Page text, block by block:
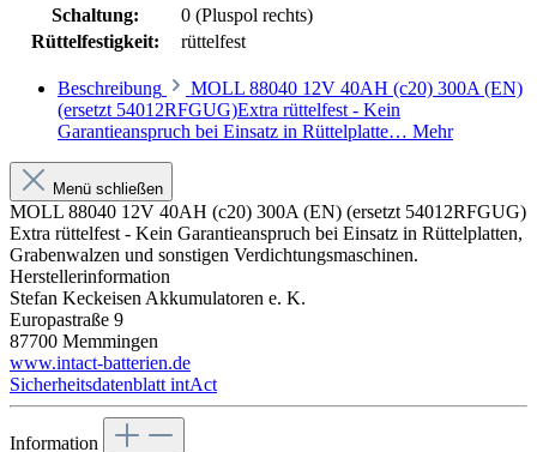
Schaltung:
0 (Pluspol rechts)
Rüttelfestigkeit:
rüttelfest
Beschreibung
MOLL 88040 12V 40AH (c20) 300A (EN)
(ersetzt 54012RFGUG)Extra rüttelfest - Kein
Garantieanspruch bei Einsatz in Rüttelplatte… Mehr
Menü schließen
MOLL 88040 12V 40AH (c20) 300A (EN) (ersetzt 54012RFGUG)
Extra rüttelfest - Kein Garantieanspruch bei Einsatz in Rüttelplatten,
Grabenwalzen und sonstigen Verdichtungsmaschinen.
Herstellerinformation
Stefan Keckeisen Akkumulatoren e. K.
Europastraße 9
87700 Memmingen
www.intact-batterien.de
Sicherheitsdatenblatt intAct
Information